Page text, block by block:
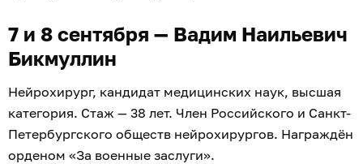
7 и 8 сентября — Вадим Наильевич
Бикмуллин
Нейрохирург, кандидат медицинских наук, высшая
категория. Стаж — 38 лет. Член Российского и Санкт-
Петербургского обществ нейрохирургов. Награждён
орденом «За военные заслуги».